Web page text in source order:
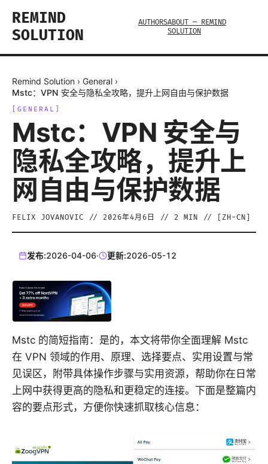
REMIND
SOLUTION
AUTHORSABOUT — REMIND
SOLUTION
Remind Solution › General ›
Mstc：VPN 安全与隐私全攻略，提升上网自由与保护数据
GENERAL
Mstc：VPN 安全与
隐私全攻略，提升上
网自由与保护数据
FELIX JOVANOVIC // 2026年4月6日 // 2 MIN // [ ZH-CN
发布:2026-04-06· 更新:2026-05-12
Mstc 的简短指南：是的，本文将带你全面理解 Mstc
在 VPN 领域的作用、原理、选择要点、实用设置与常
见误区，附带具体操作步骤与实用资源，帮助你在日常
上网中获得更高的隐私和更稳定的连接。下面是整篇内
容的要点形式，方便你快速抓取核心信息：